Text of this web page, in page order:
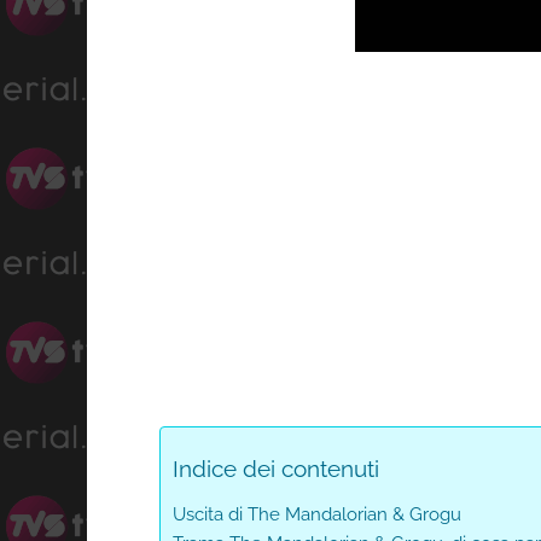
0%
Indice dei contenuti
Uscita di The Mandalorian & Grogu